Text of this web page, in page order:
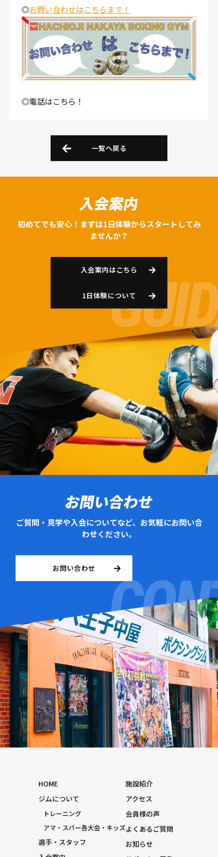
◎お問い合わせはこちらまで！
◎電話はこちら！
一覧へ戻る
入会案内
初めてでも安心！まずは1日体験からスタートしてみ
ませんか？
入会案内はこちら
1日体験について
お問い合わせ
ご質問・見学や入会についてなど、お気軽にお問い合
わせください。
お問い合わせ
HOME
ジムについて
トレーニング
アマ・スパー各大会・キッズ
選手・スタッフ
施設紹介
アクセス
会員様の声
よくあるご質問
お知らせ